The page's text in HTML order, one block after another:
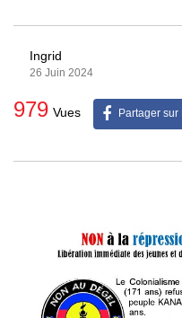
Ingrid
26 Juin 2024
979 Vues Partager